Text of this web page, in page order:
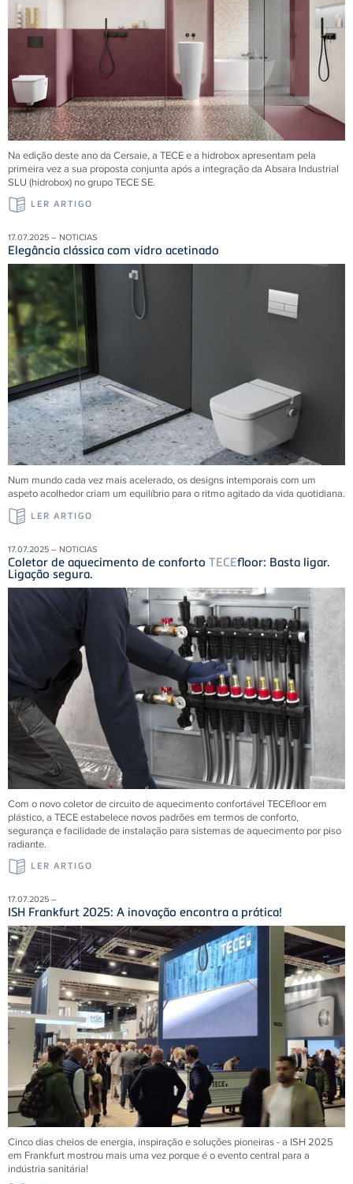
Na edição deste ano da Cersaie, a TECE e a hidrobox apresentam pela
primeira vez a sua proposta conjunta após a integração da Absara Industrial
SLU (hidrobox) no grupo TECE SE.
LER ARTIGO
17.07.2025 – NOTICIAS
Elegância clássica com vidro acetinado
Num mundo cada vez mais acelerado, os designs intemporais com um
aspeto acolhedor criam um equilíbrio para o ritmo agitado da vida quotidiana.
LER ARTIGO
17.07.2025 – NOTICIAS
Coletor de aquecimento de conforto TECEfloor: Basta ligar.
Ligação segura.
Com o novo coletor de circuito de aquecimento confortável TECEfloor em
plástico, a TECEestabelece novos padrões em termos de conforto,
segurança e facilidade de instalação para sistemas de aquecimento por piso
radiante.
LER ARTIGO
17.07.2025 –
ISH Frankfurt 2025: A inovação encontra a prática!
Cinco dias cheios de energia, inspiração e soluções pioneiras - a ISH 2025
em Frankfurt mostrou mais uma vez porque é o evento central para a
indústria sanitária!